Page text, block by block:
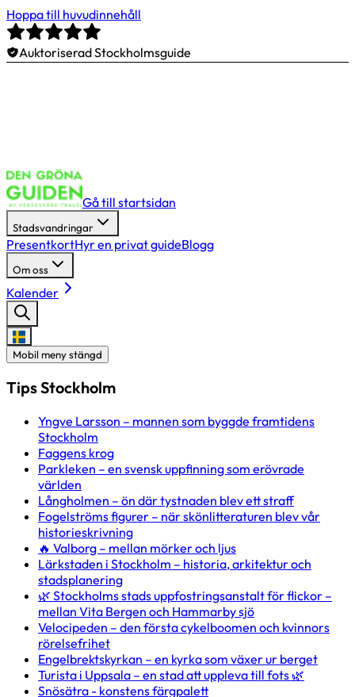
Hoppa till huvudinnehåll
Auktoriserad Stockholmsguide
Gå till startsidan
Stadsvandringar
PresentkortHyr en privat guideBlogg
Om oss
Kalender
Mobil meny stängd
Tips Stockholm
Yngve Larsson – mannen som byggde framtidens
Stockholm
Faggens krog
Parkleken – en svensk uppfinning som erövrade
världen
Långholmen – ön där tystnaden blev ett straff
Fogelströms figurer – när skönlitteraturen blev vår
historieskrivning
🔥 Valborg – mellan mörker och ljus
Lärkstaden i Stockholm – historia, arkitektur och
stadsplanering
🌿 Stockholms stads uppfostringsanstalt för flickor –
mellan Vita Bergen och Hammarby sjö
Velocipeden – den första cykelboomen och kvinnors
rörelsefrihet
Engelbrektskyrkan – en kyrka som växer ur berget
Turista i Uppsala – en stad att uppleva till fots 🌿
Snösätra - konstens färgpalett